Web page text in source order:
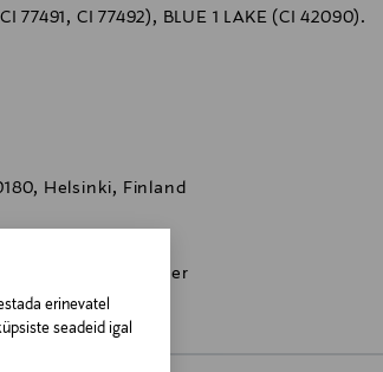
erinevatel
seadeid igal
77491, CI 77492), BLUE 1 LAKE (CI 42090).
Helsinki, Finland
cream bronzer